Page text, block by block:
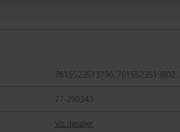
en serie af aero racercykler, velegnet til
ønsker ultimativ performance på landvejen.
Foil giver rytteren de bedste forudsætninger
7615523513796,
77-290343
Vis detaljer